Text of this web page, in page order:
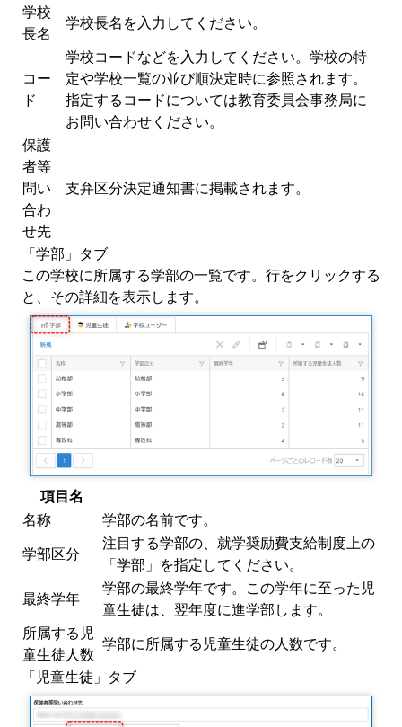
学校
長名
学校長名を入力してください。
コー
ド
学校コードなどを入力してください。学校の特
定や学校一覧の並び順決定時に参照されます。
指定するコードについては教育委員会事務局に
お問い合わせください。
保護
者等
問い
合わ
せ先
支弁区分決定通知書に掲載されます。
「学部」タブ
この学校に所属する学部の一覧です。行をクリックする
と、その詳細を表示します。
項目名
名称
学部の名前です。
学部区分
注目する学部の、就学奨励費支給制度上の
「学部」を指定してください。
最終学年
学部の最終学年です。この学年に至った児
童生徒は、翌年度に進学部します。
所属する児
童生徒人数
学部に所属する児童生徒の人数です。
「児童生徒」タブ